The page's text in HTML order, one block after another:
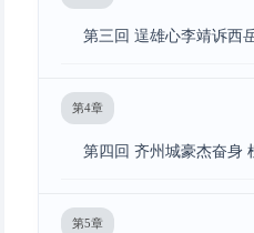
第三回 逞雄心李靖诉西
第4章
第四回 齐州城豪杰奋身
第5章